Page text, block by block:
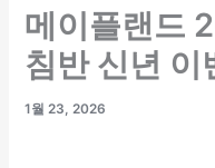
메이플랜드
침반 신년 이
1월 23, 2026